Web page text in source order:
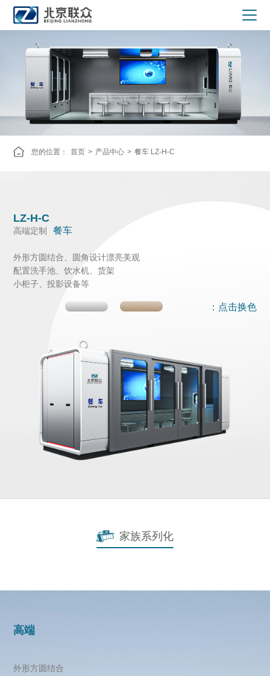
您的位置： 首页 > 产品中心 > 餐车 LZ-H-C
LZ-H-C
高端定制 餐车
外形方圆结合、圆角设计漂亮美观
配置洗手池、饮水机、货架
小柜子、投影设备等
：点击换色
家族系列化
高端
外形方圆结合